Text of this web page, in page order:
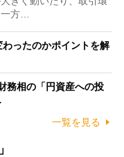
方…
ったのかポイントを解
務相の「円資産への投
一覧を見る